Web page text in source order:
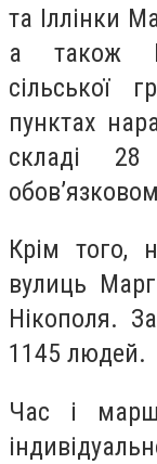
та Іллінки
а також
сільської
пунктах
складі
Крім того,
вулиць
Нікополя.
1145 людей.
Час і